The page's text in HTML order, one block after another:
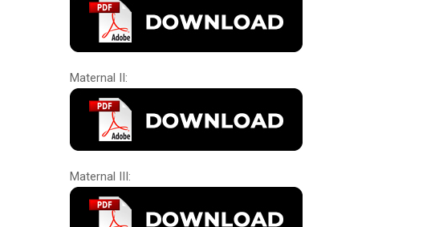
Maternal II:
Maternal III: